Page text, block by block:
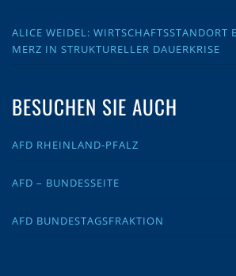
ALICE WEIDEL: WIRTSCHAFTSSTANDORT
MERZ IN STRUKTURELLER DAUERKRISE
BESUCHEN SIE AUCH
AFD RHEINLAND-PFALZ
AFD – BUNDESSEITE
AFD BUNDESTAGSFRAKTION